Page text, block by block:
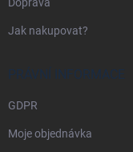
Jak nakupovat?
PRÁVNÍ INFORMACE
GDPR
Moje objednávka